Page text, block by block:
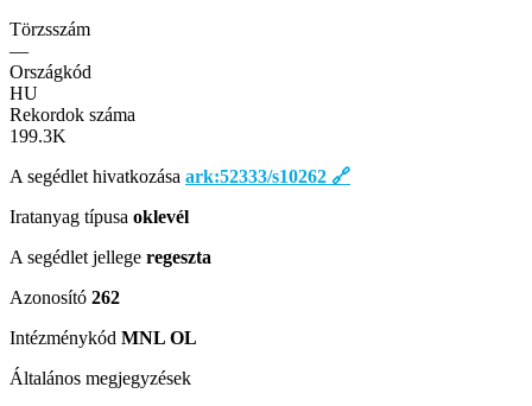
Törzsszám
—
Országkód
HU
Rekordok száma
199.3K
A segédlet hivatkozása ark:52333/s10262 🔗
Iratanyag típusa oklevél
A segédlet jellege regeszta
Azonosító 262
Intézménykód MNL OL
Általános megjegyzések